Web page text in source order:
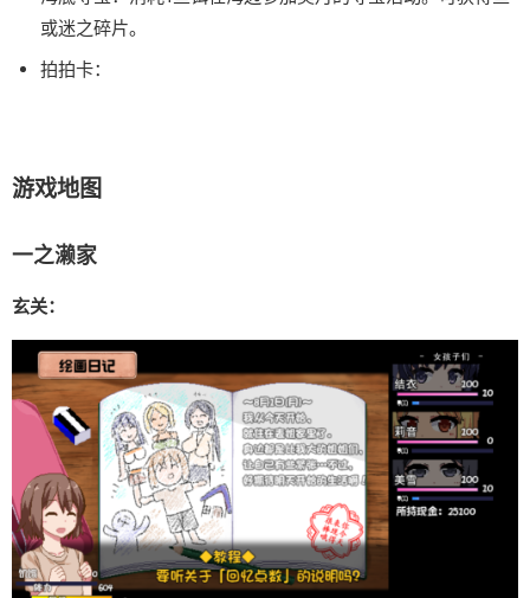
或迷之碎片。
拍拍卡：
游戏地图
一之濑家
玄关：